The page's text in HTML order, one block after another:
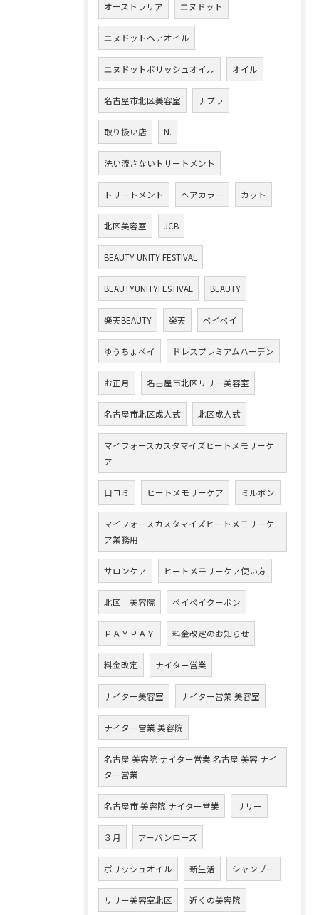
オーストラリア エヌドット
エヌドットヘアオイル
エヌドットポリッシュオイル オイル
名古屋市北区美容室 ナプラ
取り扱い店 N.
洗い流さないトリートメント
トリートメント ヘアカラー カット
北区美容室 JCB
BEAUTY UNITY FESTIVAL
BEAUTYUNITYFESTIVAL BEAUTY
楽天BEAUTY 楽天 ペイペイ
ゆうちょペイ ドレスプレミアムハーデン
お正月 名古屋市北区リリー美容室
名古屋市北区成人式 北区成人式
マイフォースカスタマイズヒートメモリーケ
ア
口コミ ヒートメモリーケア ミルボン
マイフォースカスタマイズヒートメモリーケ
ア業務用
サロンケア ヒートメモリーケア使い方
北区 美容院 ペイペイクーポン
ＰＡＹＰＡＹ 料金改定のお知らせ
料金改定 ナイター営業
ナイター美容室 ナイター営業 美容室
ナイター営業 美容院
名古屋 美容院 ナイター営業 名古屋 美容 ナイ
ター営業
名古屋市 美容院 ナイター営業 リリー
３月 アーバンローズ
ポリッシュオイル 新生活 シャンプー
リリー美容室北区 近くの美容院